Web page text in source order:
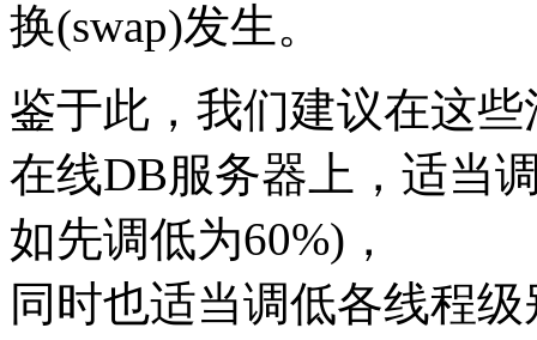
换(swap)发生。
鉴于此，我们建议在这
在线DB服务器上，适当
如先调低为60%)，
同时也适当调低各线程